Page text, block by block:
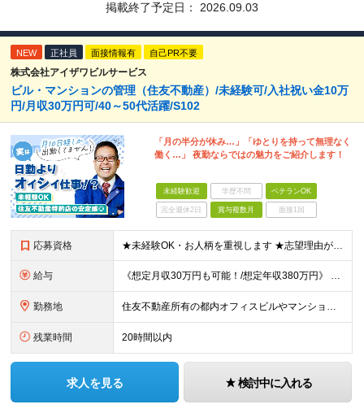
掲載終了予定日： 2026.09.03
NEW 正社員 面接情報有 自己PR不要
株式会社アイザワビルサービス
ビル・マンションの管理（住友不動産）/未経験可/入社祝い金10万
円/月収30万円可/40～50代活躍/S102
「月の半分が休み…」「ゆとりを持って無理なく
働く…」 夜勤ならではの魅力をご紹介します！
未経験歓迎 学歴不問 ベテランOK
完全週休2日 賞与複数月 面接1回
応募資格 ★未経験OK・お人柄を重視します ★志望理由が明確でない方もお気軽にご応募ください！ ■高卒以上 ■60歳未満の方(定年年齢による理由) ＜長く安心して働きやすい＞ 当社では現在20代～60代の管理
給与 《想定月収30万円も可能！/想定年収380万円》 ■月給24万5000円以上＋賞与年2回(2カ月/2025年実績)＋時間外手当＋資格手当＋役職手当＋交通費 ………… ≪昇給、賞与、および各種諸手当につ
勤務地 住友不動産所有の都内オフィスビルやマンションでの勤務となります。 ★希望を考慮し、転居を伴う転勤はありません。 ★新宿・日本橋・半蔵門・飯田橋・秋葉原・中野・大崎をはじめとした23区のビルが対象です。
残業時間 20時間以内
求人を見る 検討中に入れる